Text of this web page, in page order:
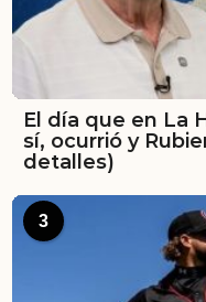
El día que en La
sí, ocurrió y
detalles)
3